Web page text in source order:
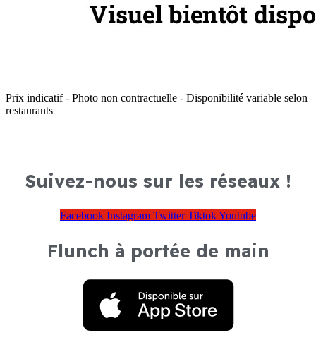
Prix indicatif - Photo non contractuelle - Disponibilité variable selon
restaurants
Suivez-nous sur les réseaux !
Facebook Instagram Twitter TiktokYoutube
Flunch à portée de main